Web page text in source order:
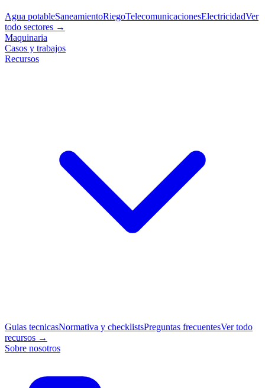
Agua potableSaneamientoRiegoTelecomunicacionesElectricidadVer
todo sectores →
Maquinaria
Casos y trabajos
Recursos
Guias tecnicasNormativa y checklistsPreguntas frecuentesVer todo
recursos →
Sobre nosotros